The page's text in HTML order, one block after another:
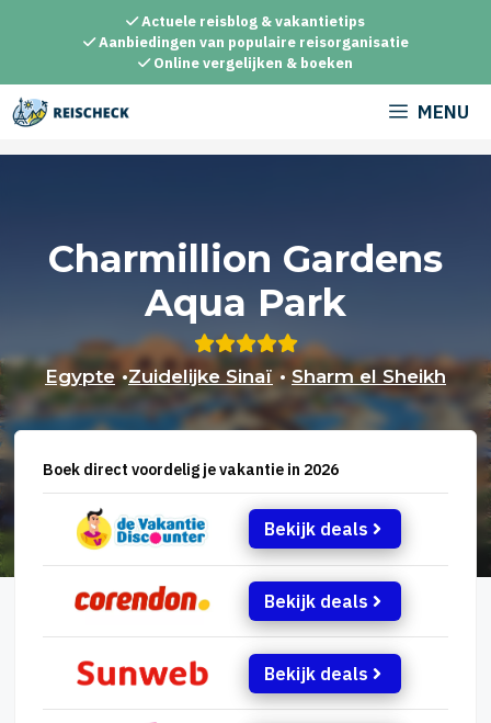
inhoud
Actuele reisblog & vakantietips
Aanbiedingen van populaire reisorganisatie
Online vergelijken & boeken
MENU
Charmillion Gardens
Aqua Park
Egypte •Zuidelijke Sinaï • Sharm el Sheikh
Boek direct voordelig je vakantie in 2026
Bekijk deals
Bekijk deals
Bekijk deals